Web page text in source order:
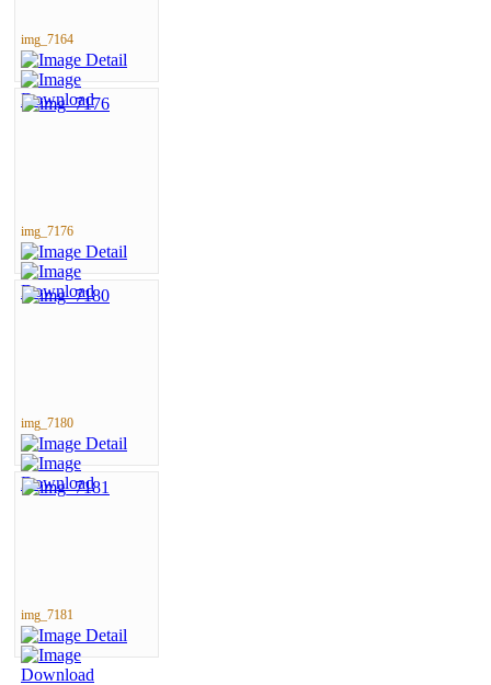
img_7164
img_7176
img_7180
img_7181